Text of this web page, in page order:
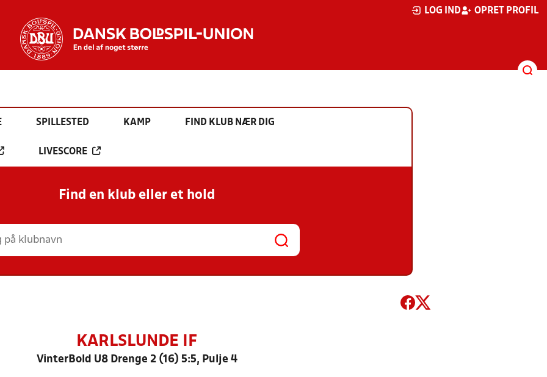
LOG IND OPRET PROFIL
SPILLESTED KAMP FIND KLUB NÆR DIG
LIVESCORE
Find en klub eller et hold
KARLSLUNDE IF
VinterBold U8 Drenge 2 (16) 5:5, Pulje 4